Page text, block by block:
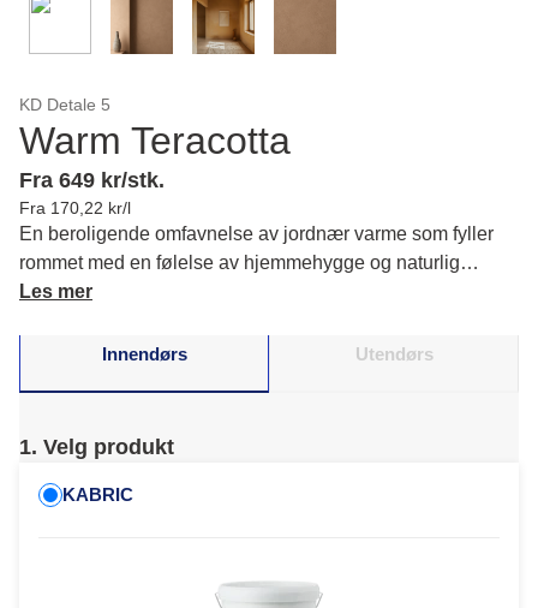
KD Detale 5
Warm Teracotta
Fra 649 kr/stk.
Fra 170,22 kr/l
En beroligende omfavnelse av jordnær varme som fyller
rommet med en følelse av hjemmehygge og naturlig
eleganse.
Les mer
Innendørs Utendørs
1. Velg produkt
KABRIC